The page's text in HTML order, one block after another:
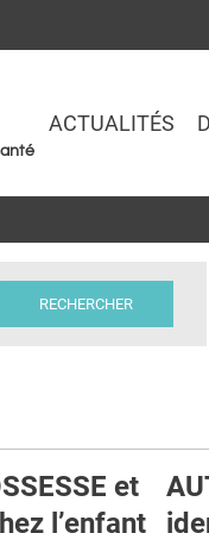
ACTUALITÉS
et
l’enfant